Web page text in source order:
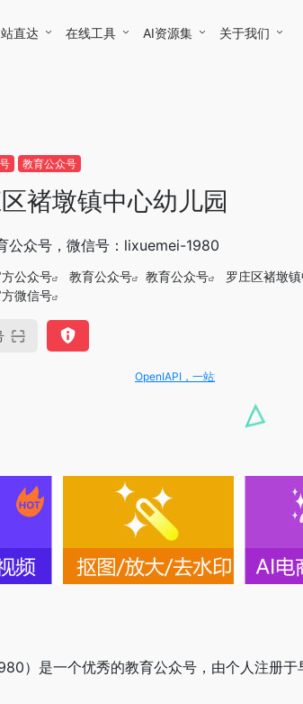
直达 在线工具 AI资源集 关于我们
教育公众号
褚墩镇中心幼儿园
公众号，微信号：lixuemei-1980
公众号 教育公众号 教育公众号 罗庄区褚墩
微信号
OpenIAPI，一站式大模型API聚合平台
）是一个优秀的教育公众号，由个人注册